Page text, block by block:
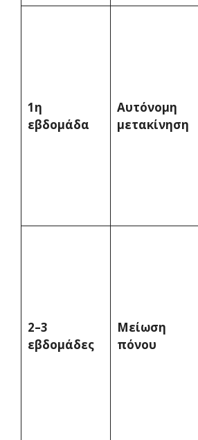
1η
εβδομάδα
Αυτόνομη
μετακίνηση
2–3
εβδομάδες
Μείωση
πόνου